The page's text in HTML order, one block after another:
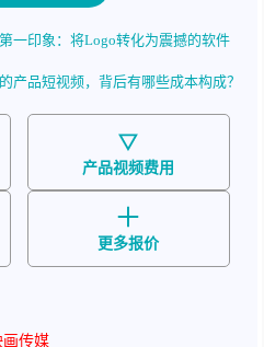
一印象：将Logo转化为震撼的软件
产品短视频，背后有哪些成本构成？
产品视频费用
更多报价
画传媒